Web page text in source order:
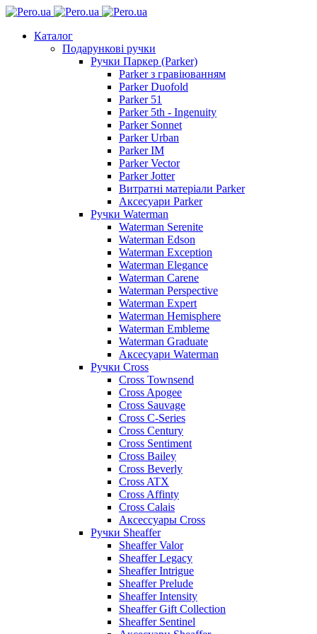
Каталог
Подарункові ручки
Ручки Паркер (Parker)
Parker з гравіюванням
Parker Duofold
Parker 51
Parker 5th - Ingenuity
Parker Sonnet
Parker Urban
Parker IM
Parker Vector
Parker Jotter
Витратні матеріали Parker
Аксесуари Parker
Ручки Waterman
Waterman Serenite
Waterman Edson
Waterman Exception
Waterman Elegance
Waterman Carene
Waterman Perspective
Waterman Expert
Waterman Hemisphere
Waterman Embleme
Waterman Graduate
Аксесуари Waterman
Ручки Cross
Cross Townsend
Cross Apogee
Cross Sauvage
Cross C-Series
Cross Сentury
Cross Sentiment
Cross Bailey
Cross Beverly
Cross ATX
Cross Affinty
Cross Calais
Аксессуары Cross
Ручки Sheaffer
Sheaffer Valor
Sheaffer Legacy
Sheaffer Intrigue
Sheaffer Prelude
Sheaffer Intensity
Sheaffer Gift Collection
Sheaffer Sentinel